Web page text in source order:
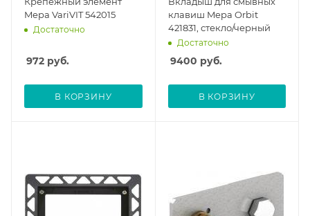
Mepa VariVIT 542015
Достаточно
972 руб.
В КОРЗИНУ
клавиш Mepa Orbit
421831, стекло/черный
Достаточно
9400 руб.
В КОРЗИНУ